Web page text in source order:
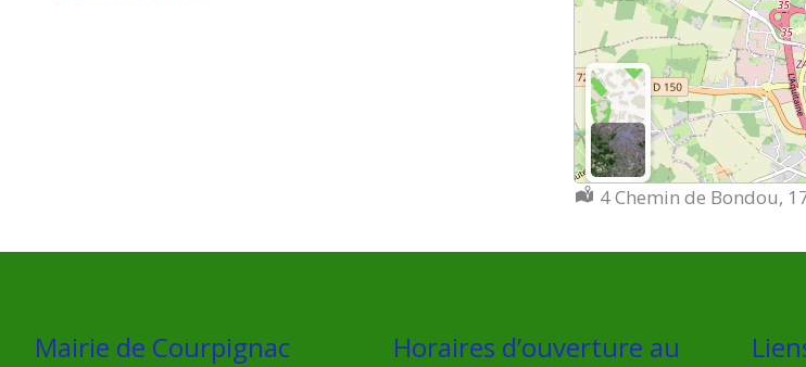
Localisation :
4 Chemin de Bondou,
Mairie de Courpignac
Horaires d’ouverture au